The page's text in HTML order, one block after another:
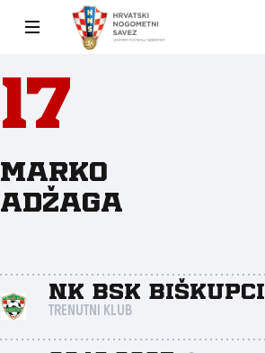
17
Marko
Adžaga
NK BSK Biškupci
TRENUTNI KLUB